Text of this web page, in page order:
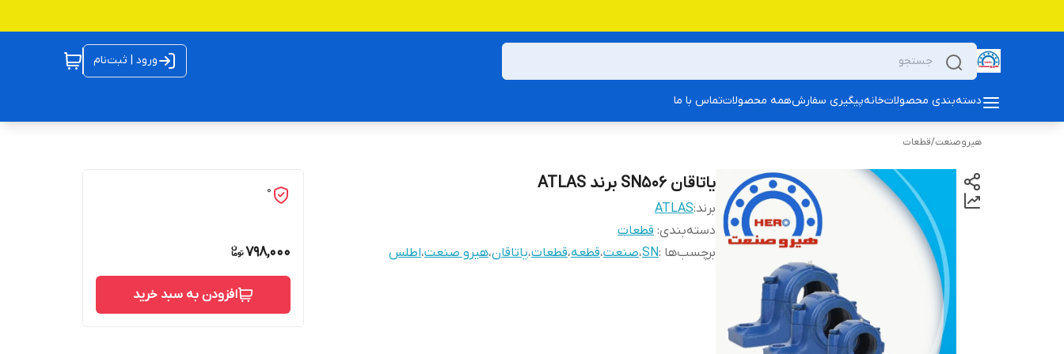
ورود | ثبت‌نام
دسته‌بندی محصولاتخانهپیگیری سفارشهمه محصولاتتماس با ما
هیروصنعت/قطعات
یاتاقان SN506 برند ATLAS
برند:ATLAS
دسته‌بندی: قطعات
برچسب‌ها :SN،صنعت،قطعه،قطعات،یاتاقان،هیرو صنعت،اطلس
0
798,000
افزودن به سبد خرید